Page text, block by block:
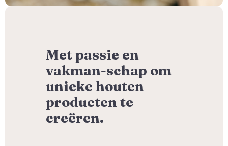
Met passie en
vakman-schap om
unieke houten
producten te
creëren.